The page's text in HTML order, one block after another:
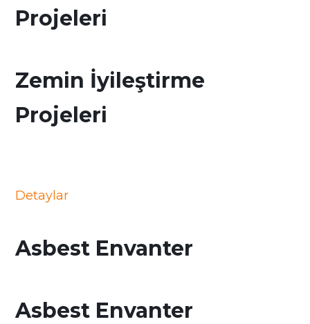
Projeleri
Zemin İyileştirme
Projeleri
Detaylar
Asbest Envanter
Asbest Envanter